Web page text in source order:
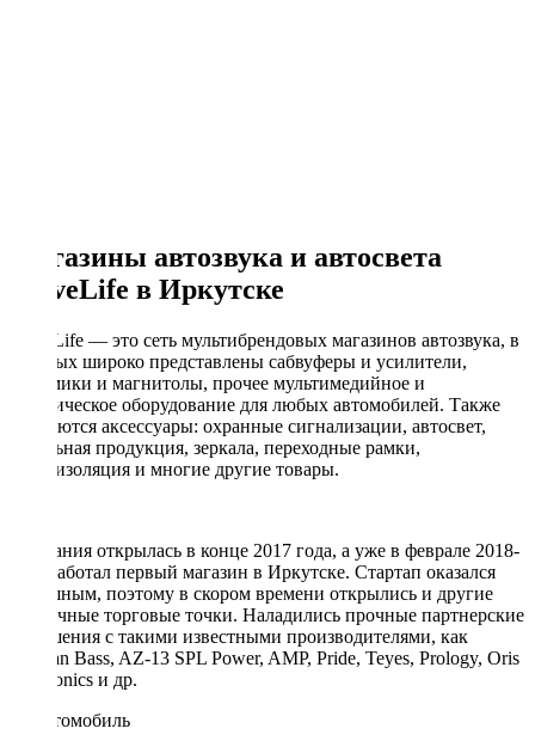
Магазины автозвука и автосвета
DriveLife в Иркутске
DriveLife — это сеть мультибрендовых магазинов автозвука, в
которых широко представлены сабвуферы и усилители,
динамики и магнитолы, прочее мультимедийное и
акустическое оборудование для любых автомобилей. Также
продаются аксессуары: охранные сигнализации, автосвет,
кабельная продукция, зеркала, переходные рамки,
шумоизоляция и многие другие товары.
Компания открылась в конце 2017 года, а уже в феврале 2018-
го заработал первый магазин в Иркутске. Стартап оказался
успешным, поэтому в скором времени открылись и другие
розничные торговые точки. Наладились прочные партнерские
отношения с такими известными производителями, как
Russian Bass, AZ-13 SPL Power, AMP, Pride, Teyes, Prology, Oris
Electronics и др.